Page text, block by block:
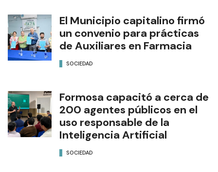
El Municipio capitalino firmó
un convenio para prácticas
de Auxiliares en Farmacia
SOCIEDAD
Formosa capacitó a cerca de
200 agentes públicos en el
uso responsable de la
Inteligencia Artificial
SOCIEDAD